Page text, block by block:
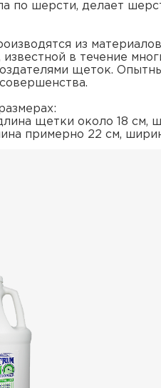
по шерсти, делает
из
известной в течение
щеток.
щетки около 18 см,
примерно 22 см,